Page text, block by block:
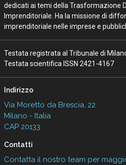
dedicati ai temi della Trasformazione
Imprenditoriale. Ha la missione di
imprenditoriale nelle imprese e
Testata registrata al Tribunale di
Testata scientifica ISSN 2421-4167
Indirizzo
Via Moretto da Brescia, 22
Milano - Italia
CAP 20133
Contatti
Contatta il nostro team per